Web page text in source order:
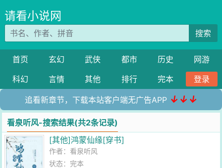
请看小说网
搜索
首页 玄幻 武侠 都市 历史
网游
科幻
言情 其他 排行 完本 登录
追看新章节，下载本站客户端无广告APP ↓↓↓
看泉听风-搜索结果(共2条记录)
[其他]鸿蒙仙缘[穿书]
作者： 看泉听风
状态：完本